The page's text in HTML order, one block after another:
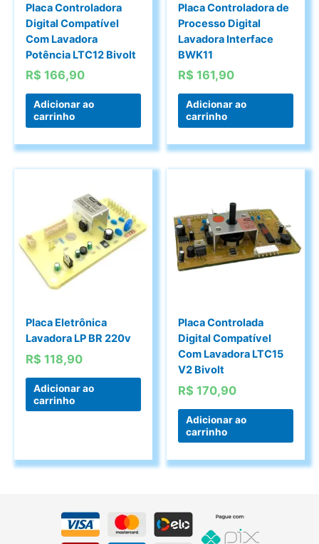
Placa Controladora
Digital Compatível
Com Lavadora
Potência LTC12 Bivolt
R$ 166,90
Adicionar ao
carrinho
Placa Controladora de
Processo Digital
Lavadora Interface
BWK11
R$ 161,90
Adicionar ao
carrinho
Placa Eletrônica
Lavadora LP BR 220v
R$ 118,90
Adicionar ao
carrinho
Placa Controlada
Digital Compatível
Com Lavadora LTC15
V2 Bivolt
R$ 170,90
Adicionar ao
carrinho